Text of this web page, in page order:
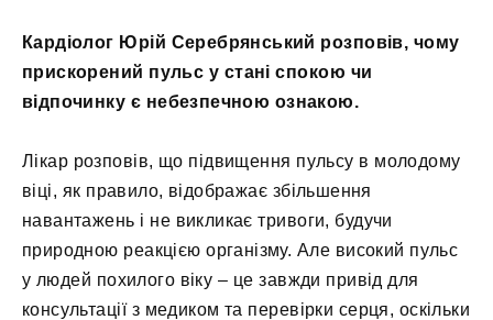
Кардіолог Юрій Серебрянський розповів, чому
прискорений пульс у стані спокою чи
відпочинку є небезпечною ознакою.
Лікар розповів, що підвищення пульсу в молодому
віці, як правило, відображає збільшення
навантажень і не викликає тривоги, будучи
природною реакцією організму. Але високий пульс
у людей похилого віку – це завжди привід для
консультації з медиком та перевірки серця, оскільки